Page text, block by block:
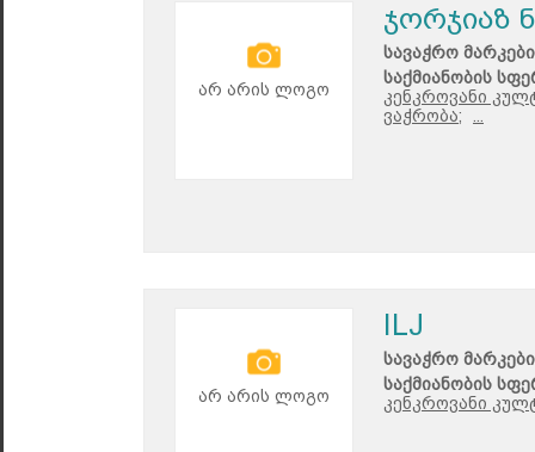
არ არის ლოგო
ჯორჯიაზ
სავაჭრო
საქმიანობის
კენკროვანი
ვაჭრობა;
არ არის ლოგო
ILJ
სავაჭრო
საქმიანობის
კენკროვანი